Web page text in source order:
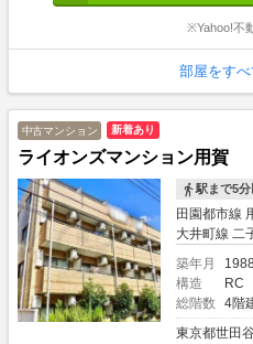
えできる物件をピックアップしており
ような物件が良いかという判断をしてお
あるべき姿をスタッフが理解している
紹介可能でございます。但し、フルロ
していきましょう。レバレッジのメリッ
貸管理≫購入後の不動産運用について、
スの質で好評頂いております。ご不安あ
法≫スタッフとの商談は、まずお客様の
ただき、必要な不動産情報と投資につい
抱える不安や問題が不動産で解決できる
については、問題が解決してから進めて
も外でも可能です。 オンラインを希望
※Yahoo!不
部屋をす
中古マンション 新着あり
ライオンズマンション用賀
駅まで5分
田園都市線
大井町線 二
築年月
構造
RC
総階数
4階
東京都世田